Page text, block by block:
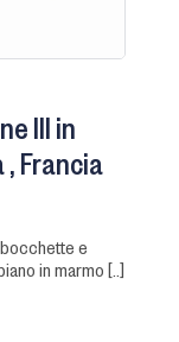
III in
Francia
in marmo [..]